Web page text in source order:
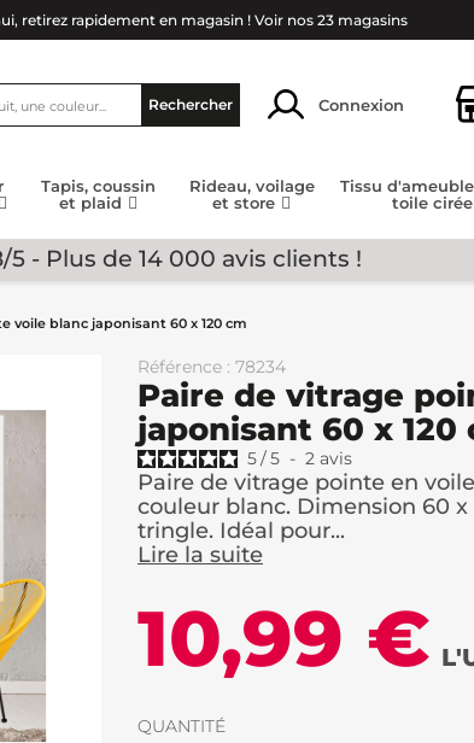
retirez rapidement en magasin !Voir nos 23 magasins
Rechercher Connexion
Tapis, coussin
et plaid
Rideau, voilage
et store
Tissu
toile cirée
5 - Plus de 14 000 avis clients !
voile blanc japonisant 60 x 120 cm
Référence : 78234
Paire de vitrage
japonisant 60 x 120
5/5 - 2 avis
Paire de vitrage pointe en
couleur blanc. Dimension 60
tringle. Idéal pour...
Lire la suite
10,99 €
QUANTITÉ